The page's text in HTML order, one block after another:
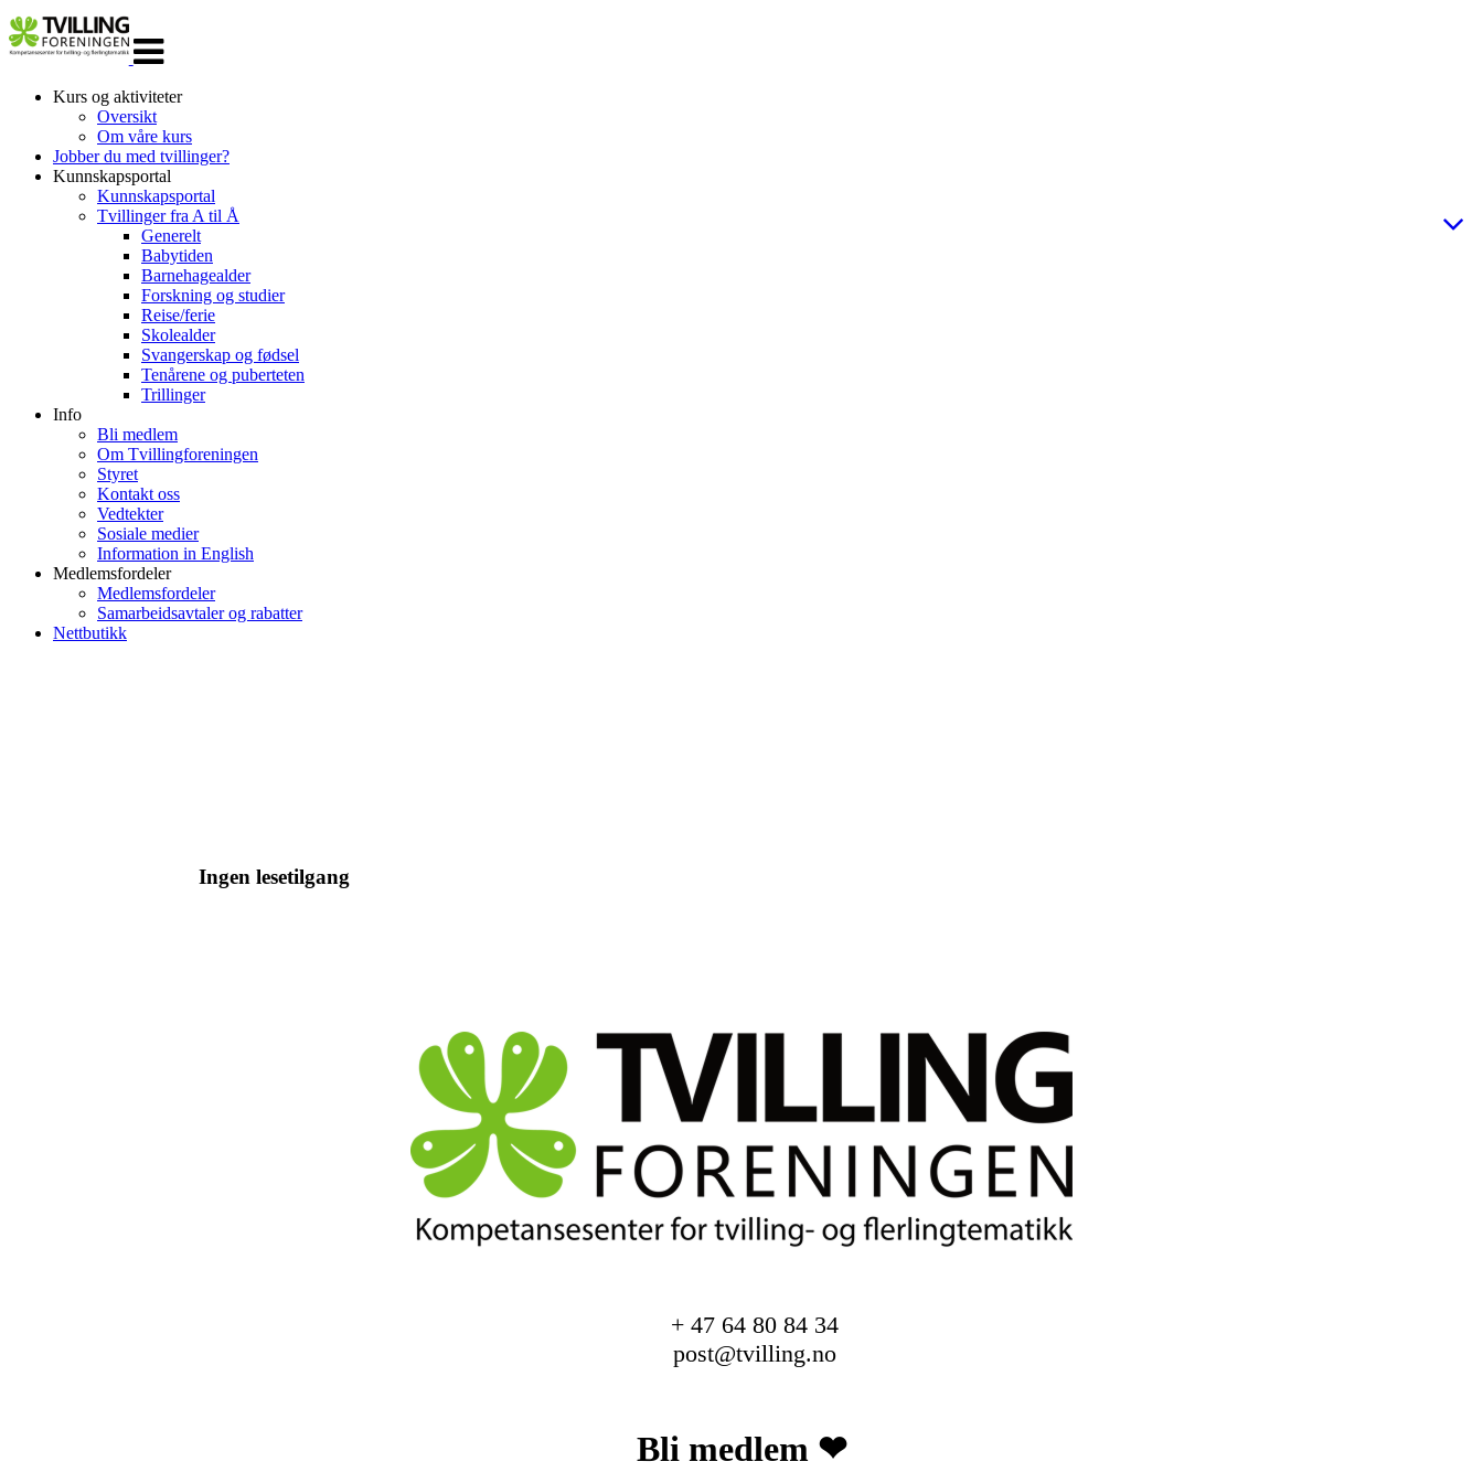
navigasjon
Kurs og aktiviteter
Oversikt
Om våre kurs
Jobber du med tvillinger?
Kunnskapsportal
Kunnskapsportal
Tvillinger fra A til Å
Generelt
Babytiden
Barnehagealder
Forskning og studier
Reise/ferie
Skolealder
Svangerskap og fødsel
Tenårene og puberteten
Trillinger
Info
Bli medlem
Om Tvillingforeningen
Styret
Kontakt oss
Vedtekter
Sosiale medier
Information in English
Medlemsfordeler
Medlemsfordeler
Samarbeidsavtaler og rabatter
Nettbutikk
Ingen lesetilgang
+ 47 64 80 84 34
post@tvilling.no
Bli medlem ❤︎